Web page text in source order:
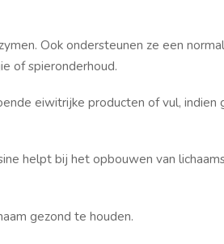
Ook ondersteunen ze een
of spieronderhoud.
eiwitrijke producten of vul, indien
helpt bij het opbouwen van
gezond te houden.